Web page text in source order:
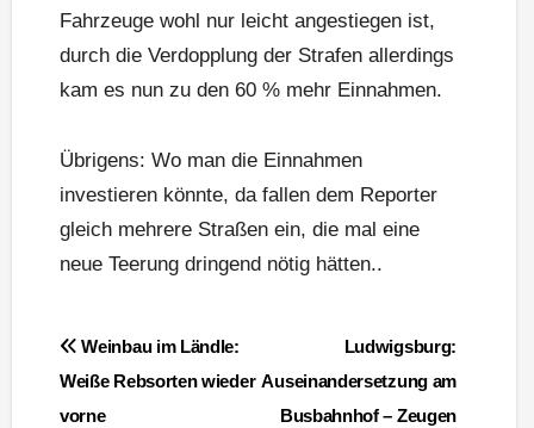
Fahrzeuge wohl nur leicht angestiegen ist,
durch die Verdopplung der Strafen allerdings
kam es nun zu den 60 % mehr Einnahmen.
Übrigens: Wo man die Einnahmen
investieren könnte, da fallen dem Reporter
gleich mehrere Straßen ein, die mal eine
neue Teerung dringend nötig hätten..
Beitragsnavigation
Ludwigsburg:
Auseinandersetzung am
Busbahnhof – Zeugen
Weinbau im Ländle:
Weiße Rebsorten wieder
vorne